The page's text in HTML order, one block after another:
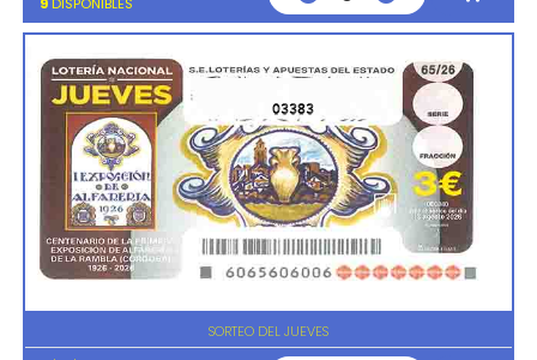
03383
SORTEO DEL JUEVES